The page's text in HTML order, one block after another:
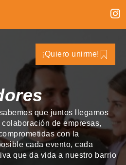
¡Quiero unirme!
que juntos llegamos
de empresas,
con la
cada evento, cada
que da vida a nuestro barrio